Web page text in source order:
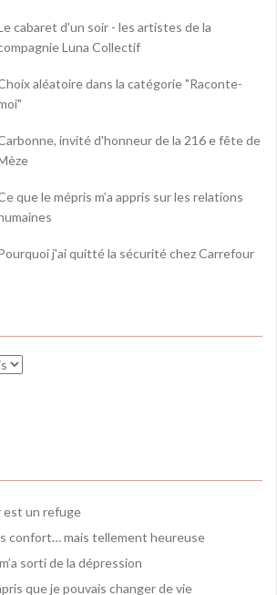
cabaret d'un soir - les artistes de la
Luna Collectif
aléatoire dans la catégorie "Raconte-
invité d'honneur de la 216 e fête de
que le mépris m’a appris sur les relations
j'ai quitté la sécurité chez Carrefour
est un refuge
confort… mais tellement heureuse
sorti de la dépression
que je pouvais changer de vie